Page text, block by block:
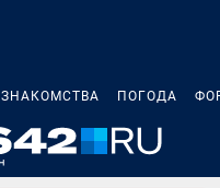
ЗНАКОМСТВА ПОГОДА